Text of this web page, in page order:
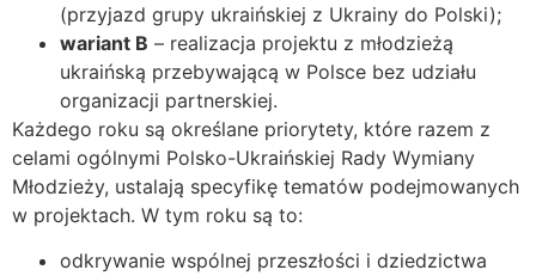
(przyjazd grupy ukraińskiej z Ukrainy do Polski);
wariant B – realizacja projektu z młodzieżą
ukraińską przebywającą w Polsce bez udziału
organizacji partnerskiej.
Każdego roku są określane priorytety, które razem z
celami ogólnymi Polsko-Ukraińskiej Rady Wymiany
Młodzieży, ustalają specyfikę tematów podejmowanych
w projektach. W tym roku są to:
odkrywanie wspólnej przeszłości i dziedzictwa